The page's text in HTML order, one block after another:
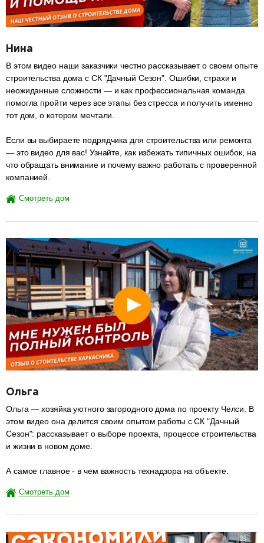
Нина
В этом видео наши заказчики честно рассказывает о своем опыте
строительства дома с СК "Дачный Сезон". Ошибки, страхи и
неожиданные сложности — и как профессиональная команда
помогла пройти через все этапы без стресса и получить именно
тот дом, о котором мечтали.
Если вы выбираете подрядчика для строительства или ремонта
— это видео для вас! Узнайте, как избежать типичных ошибок, на
что обращать внимание и почему важно работать с проверенной
компанией.
Смотреть дом
Ольга
Ольга — хозяйка уютного загородного дома по проекту Челси. В
этом видео она делится своим опытом работы с СК "Дачный
Сезон": рассказывает о выборе проекта, процессе строительства
и жизни в новом доме.
А самое главное - в чем важность технадзора на объекте.
Смотреть дом